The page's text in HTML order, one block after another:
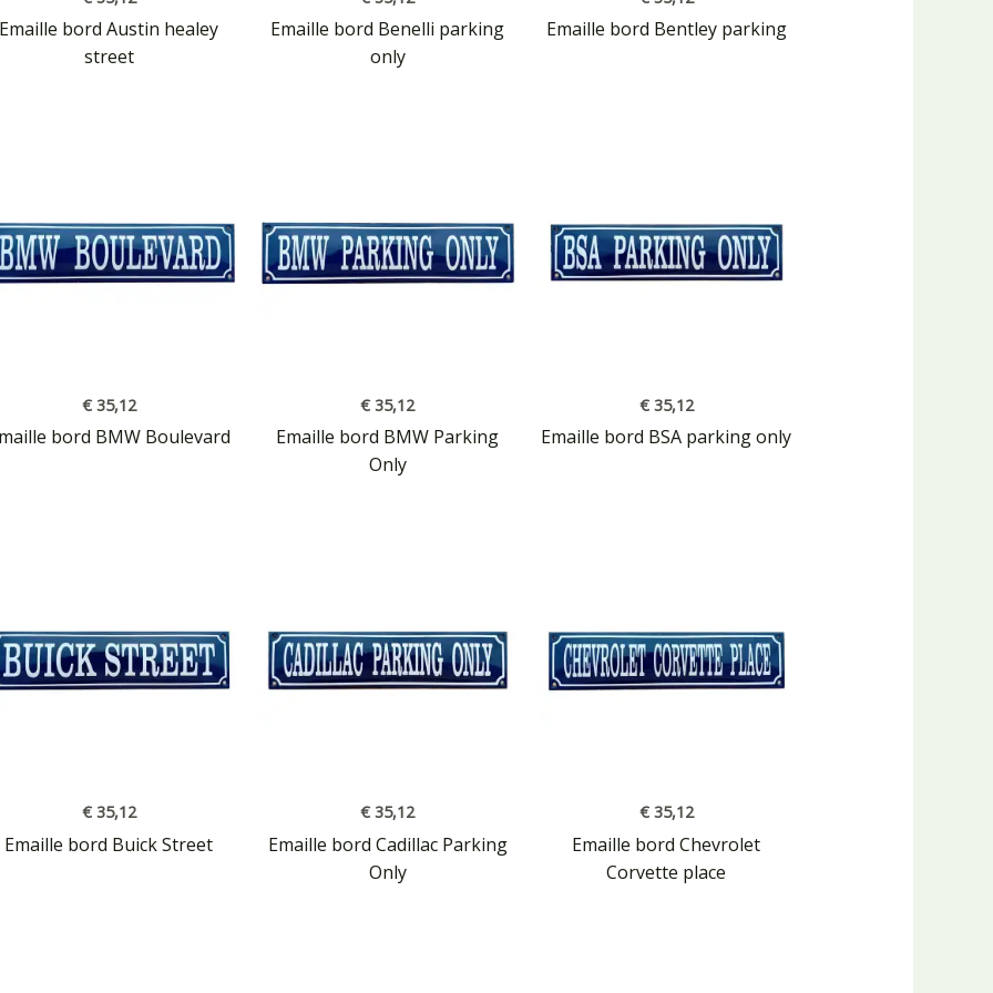
Emaille bord Austin healey
street
Emaille bord Benelli parking
only
Emaille bord Bentley parking
€35,12
bord BMW Boulevard
€ 35,12
Emaille bord BMW Parking
Only
€35,12
Emaille bord BSA parking only
€35,12
Emaille bord Buick Street
€ 35,12
Emaille bord Cadillac Parking
Only
€35,12
Emaille bord Chevrolet
Corvette place